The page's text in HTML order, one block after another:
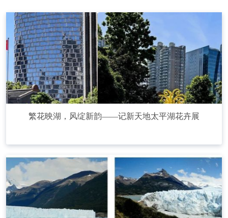
繁花映湖，风绽新韵——记新天地太平湖花卉展